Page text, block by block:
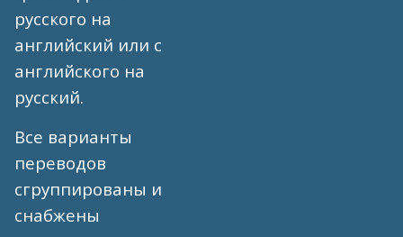
русского на
английский или с
английского на
русский.
Все варианты
переводов
сгруппированы и
снабжены